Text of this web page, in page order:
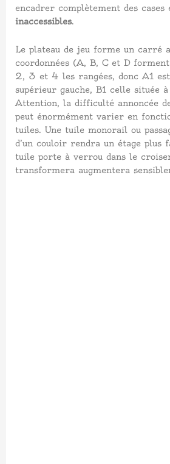
encadrer complètement des cases
inaccessibles.
Le plateau de jeu forme un carré
coordonnées (A, B, C et D
2, 3 et 4 les rangées, donc A1
supérieur gauche, B1 celle située
Attention, la difficulté annoncée
peut énormément varier en
tuiles. Une tuile monorail ou
d’un couloir rendra un étage plus
tuile porte à verrou dans le
transformera augmentera